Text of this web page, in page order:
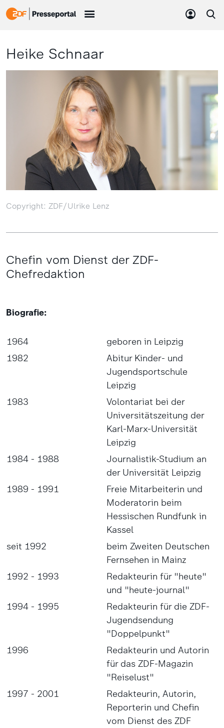
Heike Schnaar
Copyright: ZDF/Ulrike Lenz
Chefin vom Dienst der ZDF-
Chefredaktion
Biografie:
1964
geboren in Leipzig
1982
Abitur Kinder- und
Jugendsportschule
Leipzig
1983
Volontariat bei der
Universitätszeitung der
Karl-Marx-Universität
Leipzig
1984 - 1988
Journalistik-Studium an
der Universität Leipzig
1989 - 1991
Freie Mitarbeiterin und
Moderatorin beim
Hessischen Rundfunk in
Kassel
seit 1992
beim Zweiten Deutschen
Fernsehen in Mainz
1992 - 1993
Redakteurin für "heute"
und "heute-journal"
1994 - 1995
Redakteurin für die ZDF-
Jugendsendung
"Doppelpunkt"
1996
Redakteurin und Autorin
für das ZDF-Magazin
"Reiselust"
1997 - 2001
Redakteurin, Autorin,
Reporterin und Chefin
vom Dienst des ZDF